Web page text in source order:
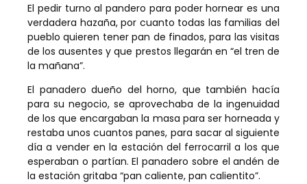
El pedir turno al pandero para poder hornear es una
verdadera hazaña, por cuanto todas las familias del
pueblo quieren tener pan de finados, para las visitas
de los ausentes y que prestos llegarán en “el tren de
la mañana”.
El panadero dueño del horno, que también hacía
para su negocio, se aprovechaba de la ingenuidad
de los que encargaban la masa para ser horneada y
restaba unos cuantos panes, para sacar al siguiente
día a vender en la estación del ferrocarril a los que
esperaban o partían. El panadero sobre el andén de
la estación gritaba “pan caliente, pan calientito”.